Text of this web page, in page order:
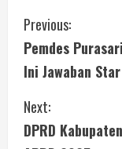
C
o
n
t
Previous:
Pemdes
Ini Jawaban
Next:
DPRD